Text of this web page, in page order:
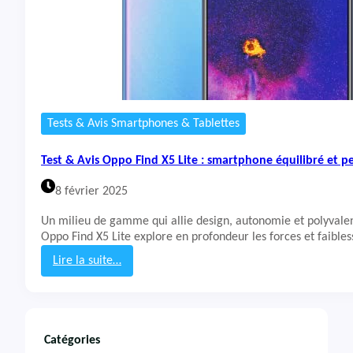
Tests & Avis Smartphones & Tablettes
Test & Avis Oppo Find X5 Lite : smartphone équilibré et
8 février 2025
Un milieu de gamme qui allie design, autonomie et
Oppo Find X5 Lite explore en profondeur les forces et
Lire la suite…
:
Catégories